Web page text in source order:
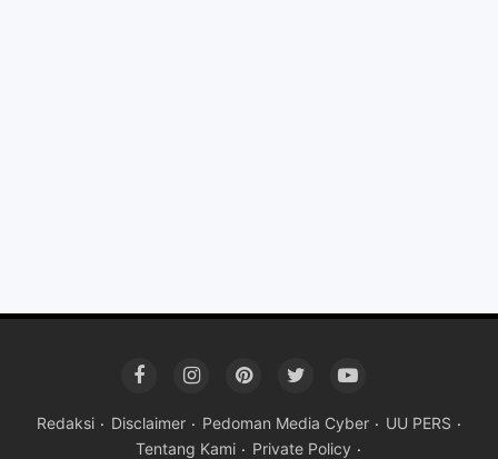
Redaksi Disclaimer Pedoman Media Cyber
UU PERS
Tentang Kami
Private Policy